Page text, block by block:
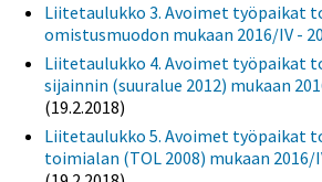
Liitetaulukko 3. Avoimet työpaikat
omistusmuodon mukaan 2016/IV -
Liitetaulukko 4. Avoimet työpaikat
sijainnin (suuralue 2012) mukaan
(19.2.2018)
Liitetaulukko 5. Avoimet työpaikat
toimialan (TOL 2008) mukaan 2016/